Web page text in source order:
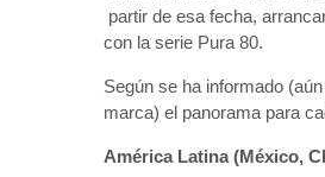
partir de esa fecha,
con la serie Pura 80.
Según se ha informado
marca) el panorama para
América Latina (México,